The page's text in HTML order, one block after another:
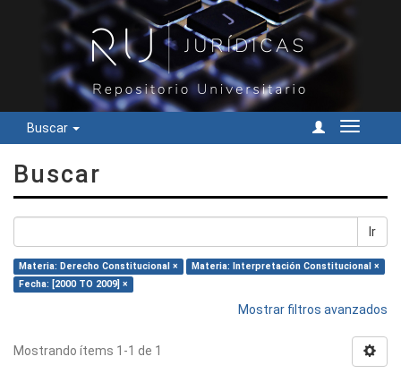
Buscar
Cambiar
Buscar
Ir
Materia: Derecho Constitucional ×
Materia: Interpretación Constitucional ×
Fecha: [2000 TO 2009] ×
Mostrar filtros avanzados
Mostrando ítems 1-1 de 1